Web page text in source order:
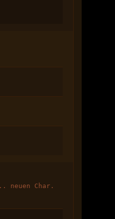
neuen Char.